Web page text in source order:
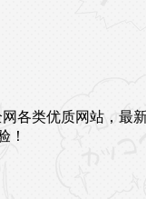
各类优质网站，
！